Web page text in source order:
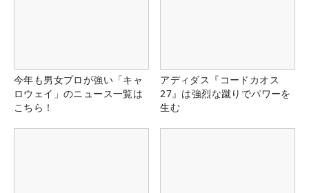
今年も男女プロが強い「キャ
ロウェイ」のニュース一覧は
こちら！
アディダス『コードカオス
27』は強烈な蹴りでパワーを
生む